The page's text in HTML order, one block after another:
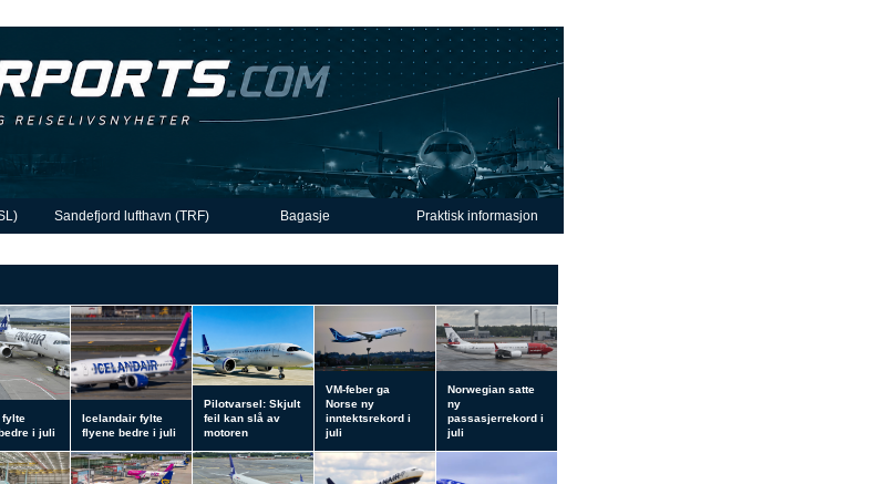
Sandefjord lufthavn (TRF) Bagasje Praktisk informasjon
fylte
i juli
Icelandair fylte
flyene bedre i juli
Pilotvarsel: Skjult
feil kan slå av
motoren
VM-feber ga
Norse ny
inntektsrekord i
juli
Norwegian satte
ny
passasjerrekord i
juli